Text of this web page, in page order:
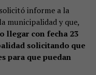
informe a la
municipalidad y que,
llegar con fecha 23
solicitando que
para que puedan